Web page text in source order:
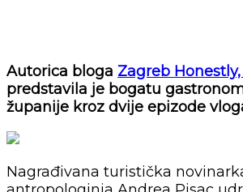
Autorica bloga Zagreb Honestly,
predstavila je bogatu
županije kroz dvije epizode
Nagrađivana turistička